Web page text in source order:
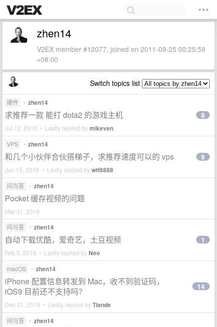
zhen14
V2EX member #12077, joined on 2011-09-25 00:25:59
+08:00
Switch topics list
硬件 • zhen14
求推荐一款 能打 dota2 的游戏主机
Jul 12, 2016 • Lastly replied bymikeven
8
VPS • zhen14
和几个小伙伴合伙搭梯子，求推荐速度可以的 vps
Jun 15, 2016 • Lastly replied bywtf8888
9
问与答 • zhen14
Pocket 缓存视频的问题
Mar 31, 2016
问与答
• zhen14
自动下载优酷，爱奇艺，土豆视频
Feb 5, 2016 • Lastly replied byNeo
1
macOS • zhen14
iPhone 配置信息转发到 Mac，收不到验证码，
iOS9 目前还不支持吗？
Dec 31, 2015 • Lastly replied byTiande
14
问与答 • zhen14